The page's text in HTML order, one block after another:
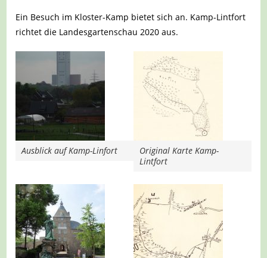
Ein Besuch im Kloster-Kamp bietet sich an. Kamp-Lintfort
richtet die Landesgartenschau 2020 aus.
Ausblick auf Kamp-Linfort
Original Karte Kamp-
Lintfort